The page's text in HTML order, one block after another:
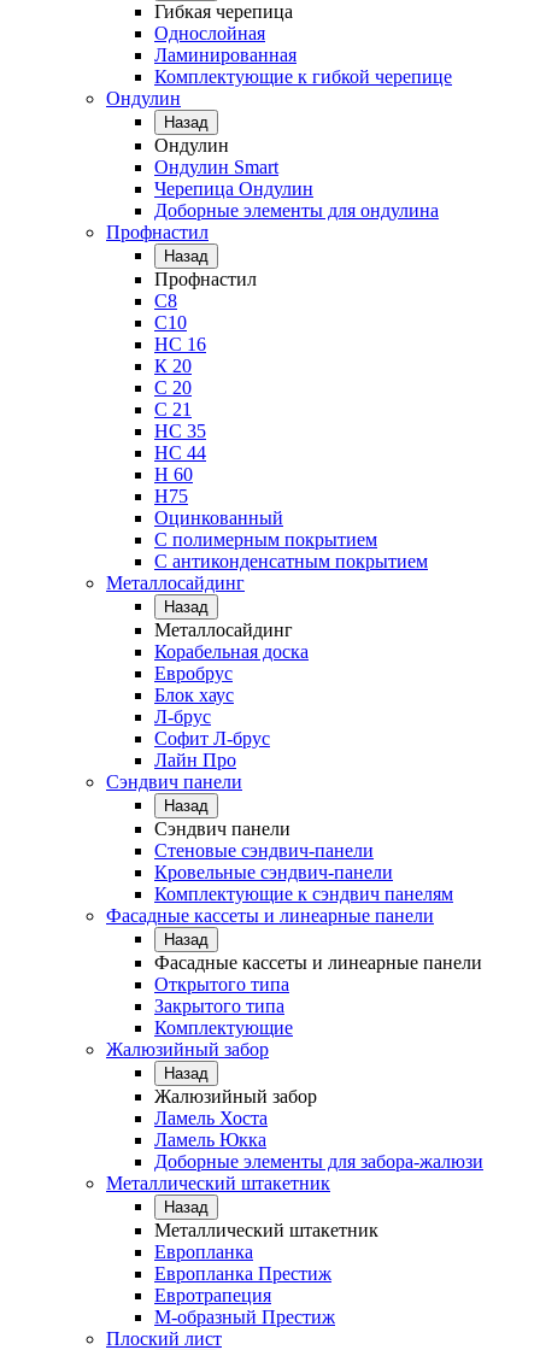
Гибкая черепица
Однослойная
Ламинированная
Комплектующие к гибкой черепице
Ондулин
Назад
Ондулин
Ондулин Smart
Черепица Ондулин
Доборные элементы для ондулина
Профнастил
Назад
Профнастил
С8
С10
НС 16
К 20
С 20
С 21
НС 35
НС 44
Н 60
Н75
Оцинкованный
С полимерным покрытием
С антиконденсатным покрытием
Металлосайдинг
Назад
Металлосайдинг
Корабельная доска
Евробрус
Блок хаус
Л-брус
Софит Л-брус
Лайн Про
Сэндвич панели
Назад
Сэндвич панели
Стеновые сэндвич-панели
Кровельные сэндвич-панели
Комплектующие к сэндвич панелям
Фасадные кассеты и линеарные панели
Назад
Фасадные кассеты и линеарные панели
Открытого типа
Закрытого типа
Комплектующие
Жалюзийный забор
Назад
Жалюзийный забор
Ламель Хоста
Ламель Юкка
Доборные элементы для забора-жалюзи
Металлический штакетник
Назад
Металлический штакетник
Европланка
Европланка Престиж
Евротрапеция
М-образный Престиж
Плоский лист